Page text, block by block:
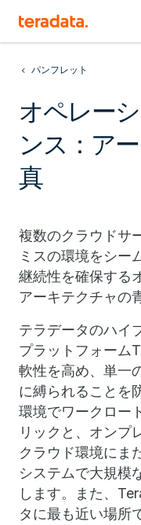
パンフレット
オペレー
ンス：ア
真
複数のクラウドサ
ミスの環境をシー
継続性を確保する
アーキテクチャの
テラデータのハイ
プラットフォーム
軟性を高め、単一
に縛られることを
環境でワークロー
リックと、オンプ
クラウド環境にま
システムで大規模
します。また、
タに最も近い場所